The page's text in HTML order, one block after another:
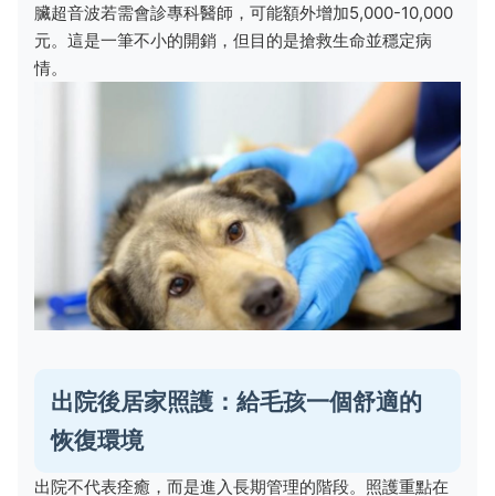
臟超音波若需會診專科醫師，可能額外增加5,000-10,000
元。這是一筆不小的開銷，但目的是搶救生命並穩定病
情。
出院後居家照護：給毛孩一個舒適的
恢復環境
出院不代表痊癒，而是進入長期管理的階段。照護重點在